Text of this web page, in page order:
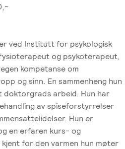
ved Institutt for psykologisk
og psykoterapeut,
kompetanse om
og sinn. En sammenheng hun
doktorgrads arbeid. Hun har
av spiseforstyrrelser
Hun er
en erfaren kurs- og
for den varmen hun møter